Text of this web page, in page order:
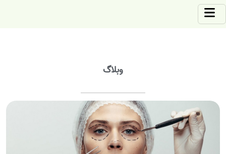
وبلاگ